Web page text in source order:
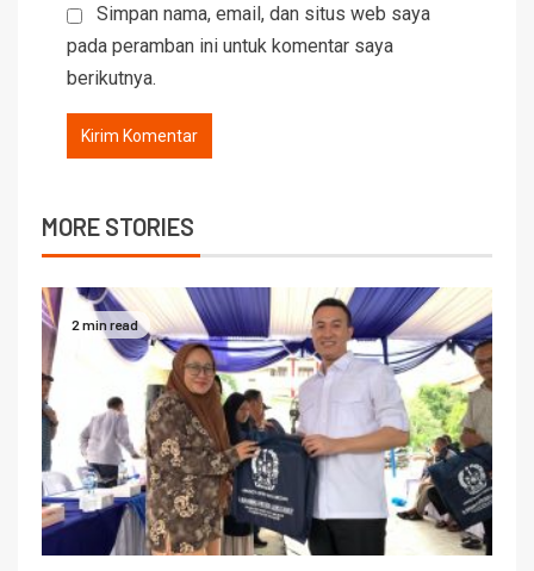
Simpan nama, email, dan situs web saya
pada peramban ini untuk komentar saya
berikutnya.
MORE STORIES
2 min read